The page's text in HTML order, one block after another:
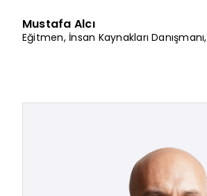
Mustafa Alcı
Eğitmen, İnsan Kaynakları Danışmanı,